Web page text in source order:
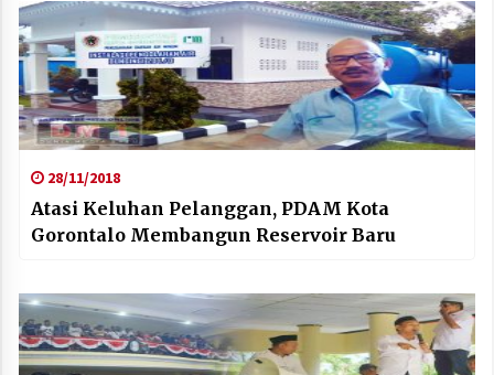
28/11/2018
Atasi Keluhan Pelanggan, PDAM Kota
Gorontalo Membangun Reservoir Baru